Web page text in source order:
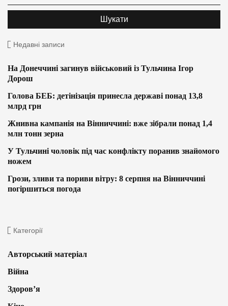
Недавні записи
На Донеччині загинув військовий із Тульчина Ігор
Дорош
Голова БЕБ: детінізація принесла державі понад 13,8
млрд грн
Жнивна кампанія на Вінниччині: вже зібрали понад 1,4
млн тонн зерна
У Тульчині чоловік під час конфлікту поранив знайомого
ножем
Грози, зливи та пориви вітру: 8 серпня на Вінниччині
погіршиться погода
Категорії
Авторський матеріал
Війна
Здоров’я